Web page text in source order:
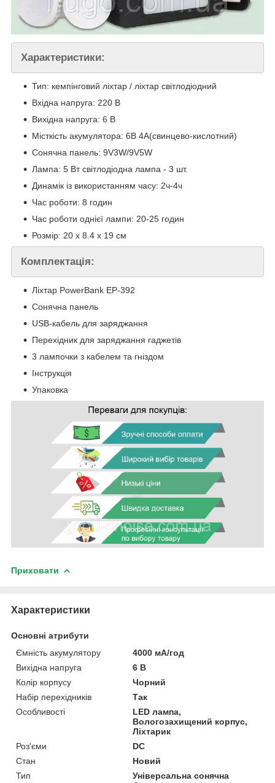
Характеристики:
Тип: кемпінговий ліхтар / ліхтар світлодіодний
Вхідна напруга: 220 В
Вихідна напруга: 6 В
Місткість акумулятора: 6В 4А(свинцево-кислотний)
Сонячна панель: 9V3W/9V5W
Лампа: 5 Вт світлодіодна лампа - 3 шт.
Динамік із використанням часу: 2ч-4ч
Час роботи: 8 годин
Час роботи однієї лампи: 20-25 годин
Розмір: 20 х 8.4 х 19 см
Комплектація:
Ліхтар PowerBank EP-392
Сонячна панель
USB-кабель для заряджання
Перехідник для заряджання гаджетів
3 лампочки з кабелем та гніздом
Інструкція
Упаковка
Приховати
Характеристики
Основні атрибути
Ємність акумулятору
4000 мА/год
Вихідна напруга
6 В
Колір корпусу
Чорний
Набір перехідників
Так
Особливості
LED лампа,
Вологозахищений корпус,
Ліхтарик
Роз'єми
DC
Стан
Новий
Тип
Універсальна сонячна